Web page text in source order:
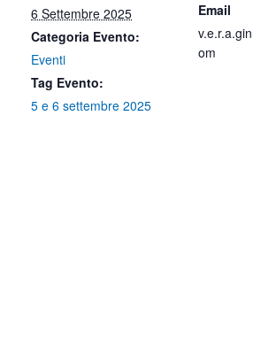
6 Settembre 2025
Categoria Evento:
Eventi
Tag Evento:
5 e 6 settembre 2025
Email
om